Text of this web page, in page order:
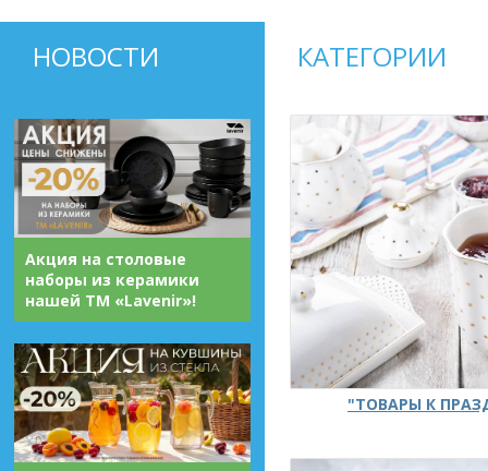
НОВОСТИ
Акция на столовые
наборы из керамики
нашей ТМ «Lavenir»!
КАТЕГОРИИ
"ТОВАРЫ К